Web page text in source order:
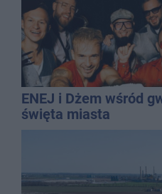
ENEJ i Dżem wśród
święta miasta